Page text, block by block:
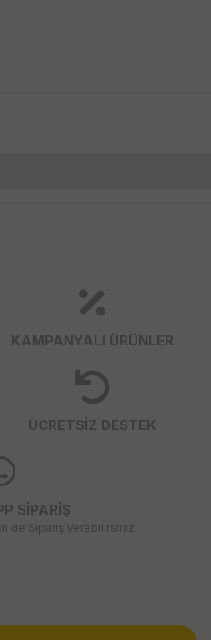
KAMPANYALI ÜRÜNLER
ÜCRETSİZ DESTEK
SİPARİŞ
de Sipariş Verebilirsiniz.